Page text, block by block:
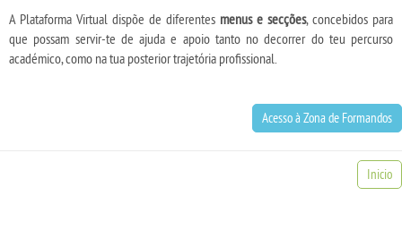
A Plataforma Virtual dispõe de diferentes menus e secções, concebidos para
que possam servir-te de ajuda e apoio tanto no decorrer do teu percurso
académico, como na tua posterior trajetória profissional.
Acesso à Zona de Formandos
Inicio